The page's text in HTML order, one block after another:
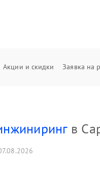
Акции и скидки Заявка на
в